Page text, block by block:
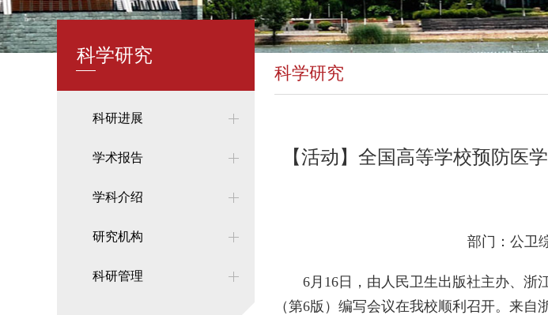
科学研究
科研进展
学术报告
学科介绍
研究机构
科研管理
科学研究
【活动】全国高等学校预防医
部门：公卫
6月16日，由人民卫生出版社主办、浙
（第6版）编写会议在我校顺利召开。来